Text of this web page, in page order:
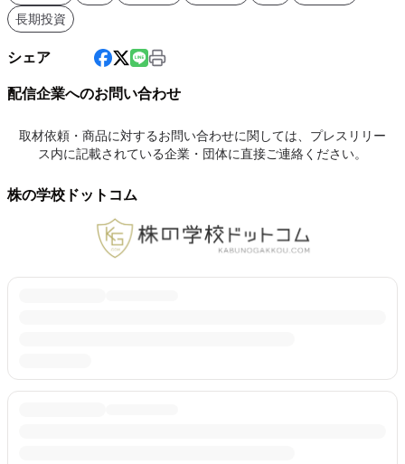
長期投資
シェア
配信企業へのお問い合わせ
取材依頼・商品に対するお問い合わせに関しては、プレスリリー
ス内に記載されている企業・団体に直接ご連絡ください。
株の学校ドットコム